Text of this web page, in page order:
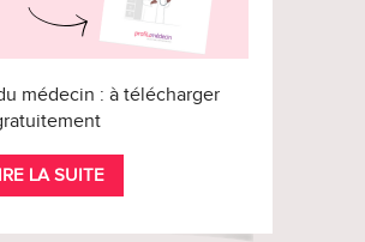
médecin : à télécharger
LA SUITE